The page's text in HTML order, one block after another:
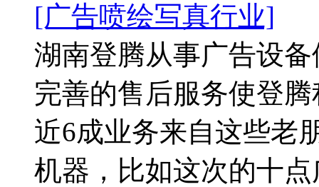
[广告喷绘写真行业]
湖南登腾从事广告设
完善的售后服务使登
近6成业务来自这些老
机器，比如这次的十